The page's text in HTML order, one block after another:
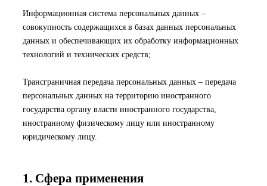
Информационная система персональных данных –
совокупность содержащихся в базах данных персональных
данных и обеспечивающих их обработку информационных
технологий и технических средств;
Трансграничная передача персональных данных – передача
персональных данных на территорию иностранного
государства органу власти иностранного государства,
иностранному физическому лицу или иностранному
юридическому лицу.
1. Сфера применения